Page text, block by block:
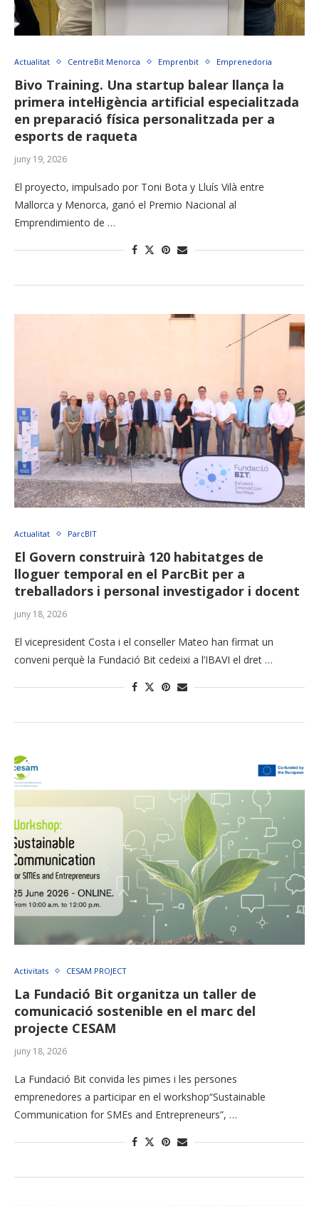
Actualitat CentreBit Menorca Emprenbit Emprenedoria
Bivo Training. Una startup balear llança la
primera intel·ligència artificial especialitzada
en preparació física personalitzada per a
esports de raqueta
juny 19, 2026
El proyecto, impulsado por Toni Bota y Lluís Vilà entre
Mallorca y Menorca, ganó el Premio Nacional al
Emprendimiento de …
Actualitat ParcBIT
El Govern construirà 120 habitatges de
lloguer temporal en el ParcBit per a
treballadors i personal investigador i docent
juny 18, 2026
El vicepresident Costa i el conseller Mateo han firmat un
conveni perquè la Fundació Bit cedeixi a l’IBAVI el dret …
Activitats CESAM PROJECT
La Fundació Bit organitza un taller de
comunicació sostenible en el marc del
projecte CESAM
juny 18, 2026
La Fundació Bit convida les pimes i les persones
emprenedores a participar en el workshop“Sustainable
Communication for SMEs and Entrepreneurs”, …